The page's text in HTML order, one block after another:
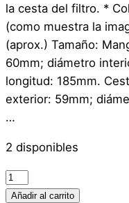
la cesta del filtro. *
(como muestra la
(aprox.) Tamaño:
60mm; diámetro
longitud: 185mm.
exterior: 59mm;
…
2 disponibles
p
oAñadir al carrito